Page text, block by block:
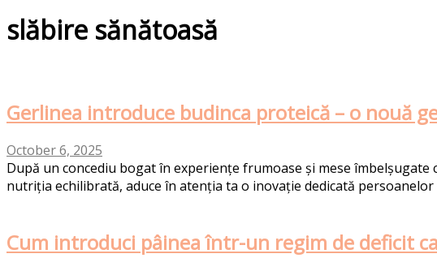
slăbire sănătoasă
Gerlinea introduce budinca proteică – o nouă
October 6, 2025
După un concediu bogat în experiențe frumoase și mese
nutriția echilibrată, aduce în atenția ta o inovație dedicată persoanelor
Cum introduci pâinea într-un regim de deficit